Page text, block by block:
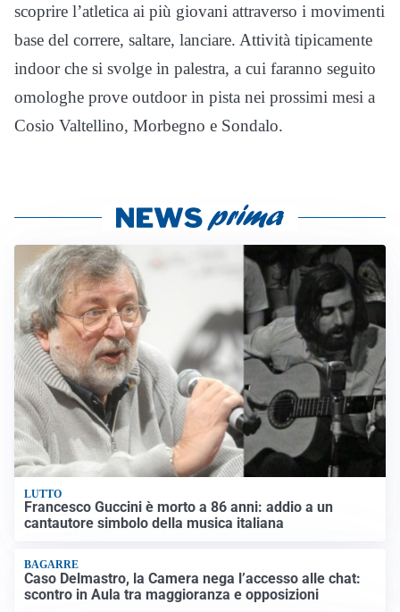
scoprire l’atletica ai più giovani attraverso i movimenti
base del correre, saltare, lanciare. Attività tipicamente
indoor che si svolge in palestra, a cui faranno seguito
omologhe prove outdoor in pista nei prossimi mesi a
Cosio Valtellino, Morbegno e Sondalo.
LUTTO
Francesco Guccini è morto a 86 anni: addio a un
cantautore simbolo della musica italiana
BAGARRE
Caso Delmastro, la Camera nega l’accesso alle chat:
scontro in Aula tra maggioranza e opposizioni